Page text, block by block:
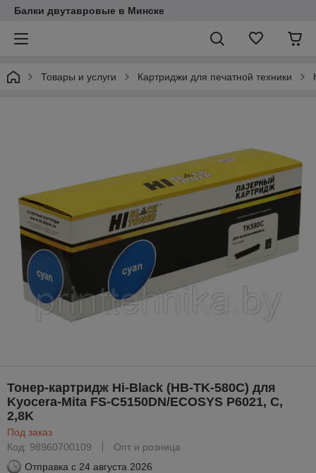
Балки двутавровые в Минске
Товары и услуги Картриджи для печатной техники
Тонер-картридж Hi-Black (HB-TK-580C) для
Kyocera-Mita FS-C5150DN/ECOSYS P6021, C,
2,8K
Под заказ
Код: 98960700109
Опт и розница
Отправка с 24 августа 2026